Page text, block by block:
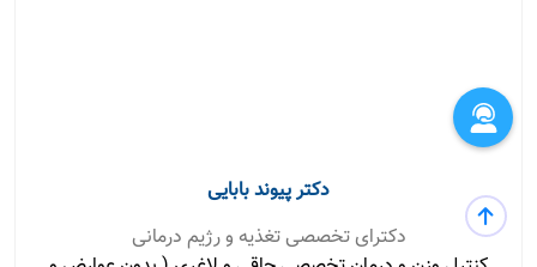
دکتر پیوند بابایی
دکترای تخصصی تغذیه و رژیم درمانی